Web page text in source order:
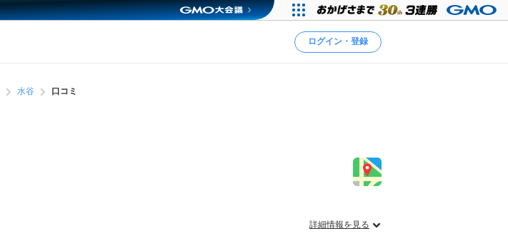
ログイン・登録
水谷 口コミ
詳細情報を見る